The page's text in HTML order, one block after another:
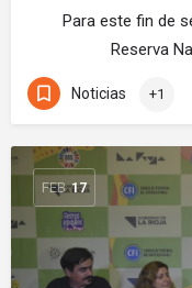
Para este fin de
Reserva
Noticias +1
FEB 17